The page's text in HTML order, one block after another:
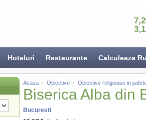
Hoteluri Restaurante Calculeaza
Acasa Obiective Obiective religioase in
Biserica Alba din
Bucuresti